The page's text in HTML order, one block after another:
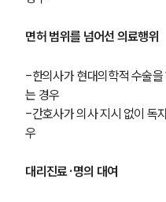
면허 범위를 넘어선 의료행위
-한의사가 현대의학적 수술
는 경우
-간호사가 의사 지시 없이 독
우
대리진료·명의 대여